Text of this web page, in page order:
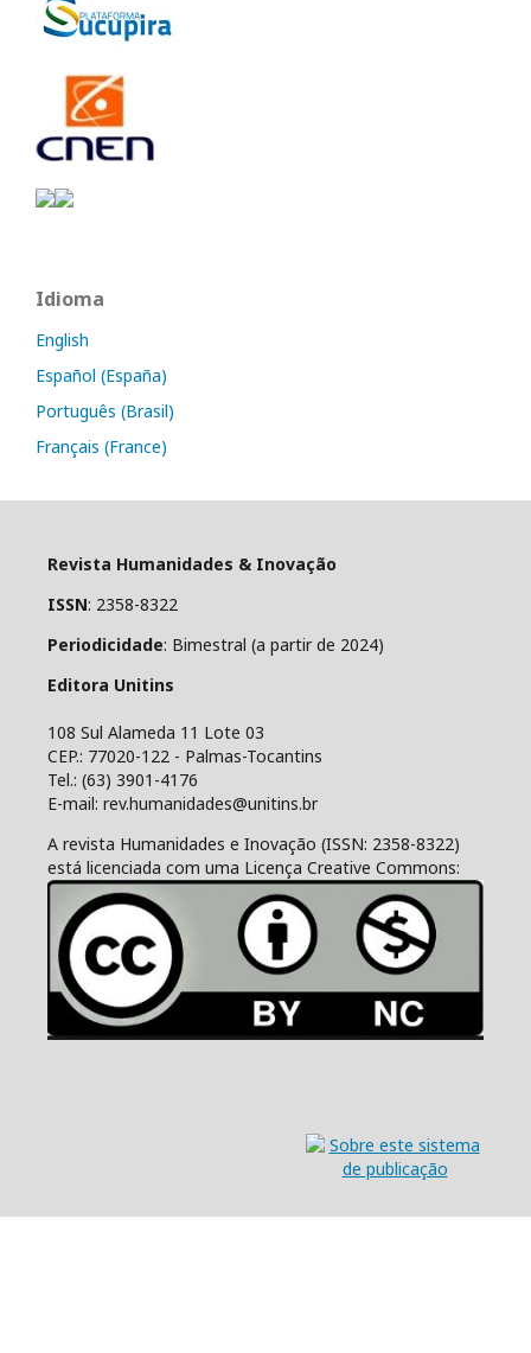
Idioma
English
Español (España)
Português (Brasil)
Français (France)
Revista Humanidades & Inovação
ISSN: 2358-8322
Periodicidade: Bimestral (a partir de 2024)
Editora Unitins
108 Sul Alameda 11 Lote 03
CEP.: 77020-122 - Palmas-Tocantins
Tel.: (63) 3901-4176
E-mail: rev.humanidades@unitins.br
A revista Humanidades e Inovação (ISSN: 2358-8322)
está licenciada com uma Licença Creative Commons: